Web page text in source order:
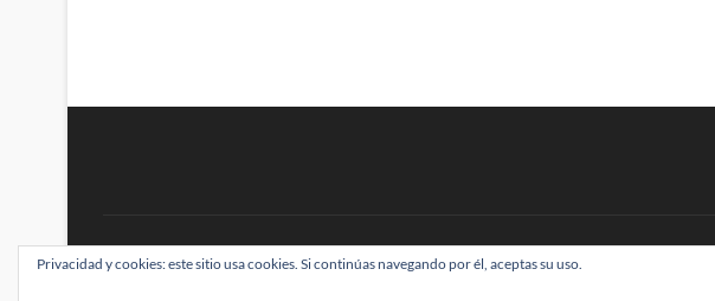
BRAINSTOMPING| Diseñado por:Theme Freesia|WordPress| © Todos los derechos reservados
Privacidad y cookies: este sitio usa cookies. Si continúas navegando por él, aceptas su uso.